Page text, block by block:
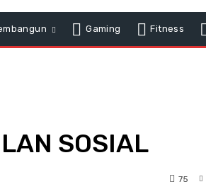
Gaming Fitness
SOSIAL
75